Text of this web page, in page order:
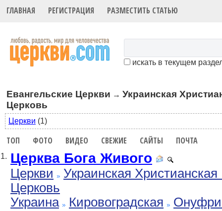
ГЛАВНАЯ РЕГИСТРАЦИЯ РАЗМЕСТИТЬ СТАТЬЮ
искать в текущем
Евангельские Церкви → Украинская
Церковь
Церкви (1)
ТОП ФОТО ВИДЕО СВЕЖИЕ САЙТЫ ПОЧТА
1. Церква Бога Живого
Церкви
Украинская Христианская
Церковь
Украина
Кировоградская